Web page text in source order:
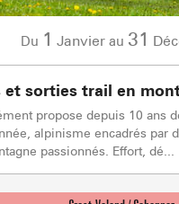
Du 1 Janvier au 31
et sorties trail en
propose depuis 10 ans
alpinisme encadrés par
passionnés. Effort, dé...